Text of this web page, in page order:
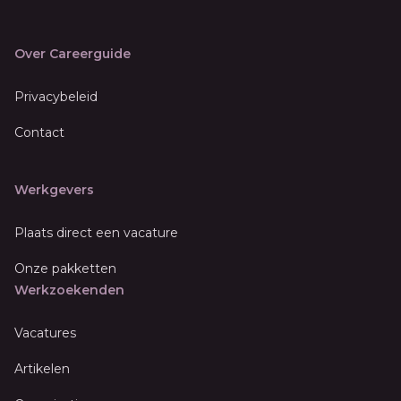
Over Careerguide
Privacybeleid
Contact
Werkgevers
Plaats direct een vacature
Onze pakketten
Werkzoekenden
Vacatures
Artikelen